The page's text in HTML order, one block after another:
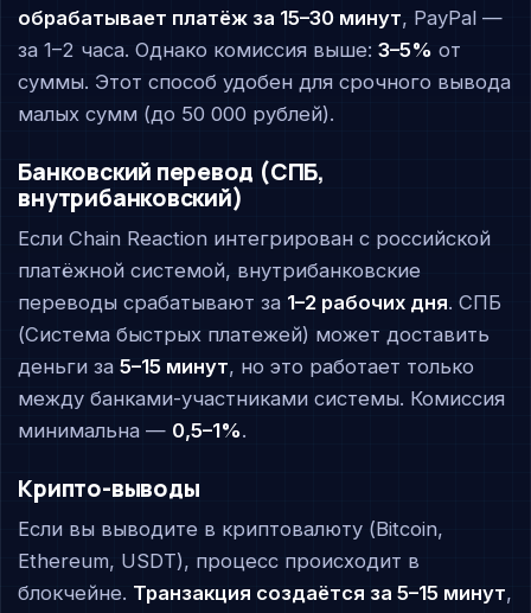
обрабатывает платёж за 15–30 минут, PayPal —
за 1–2 часа. Однако комиссия выше:3–5% от
суммы. Этот способ удобен для срочного вывода
малых сумм (до 50 000 рублей).
Банковский перевод (СПБ,
внутрибанковский)
Если Chain Reaction интегрирован с российской
платёжной системой, внутрибанковские
переводы срабатывают за 1–2 рабочих дня. СПБ
(Система быстрых платежей) может доставить
деньги за5–15 минут, но это работает только
между банками-участниками системы. Комиссия
минимальна — 0,5–1%.
Крипто-выводы
Если вы выводите в криптовалюту (Bitcoin,
Ethereum, USDT), процесс происходит в
блокчейне. Транзакция создаётся за 5–15 минут,